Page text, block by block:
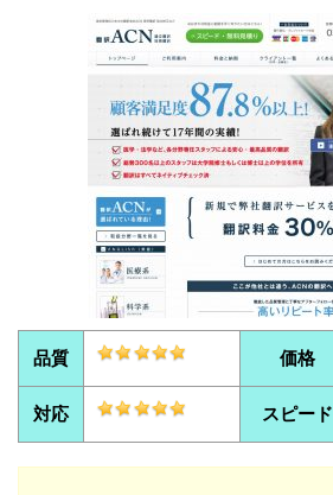
品質 価格
対応 スピード